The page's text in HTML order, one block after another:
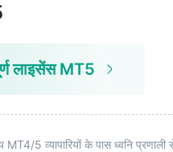
लाइसेंस MT5
5 व्यापारियों के पास ध्वनि प्रणाली